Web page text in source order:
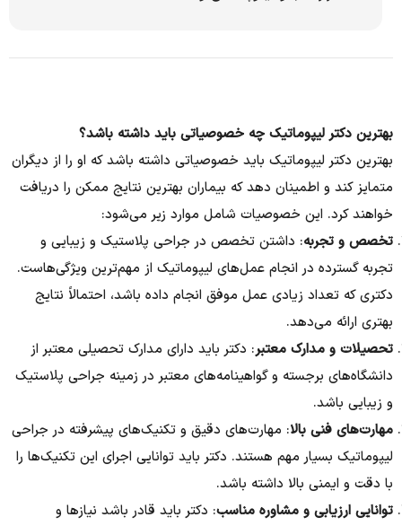
بهترین دکتر لیپوماتیک چه خصوصیاتی باید داشته باشد؟
بهترین دکتر لیپوماتیک باید خصوصیاتی داشته باشد که او را از دیگران
متمایز کند و اطمینان دهد که بیماران بهترین نتایج ممکن را دریافت
خواهند کرد. این خصوصیات شامل موارد زیر می‌شود:
تخصص و تجربه: داشتن تخصص در جراحی پلاستیک و زیبایی و
تجربه گسترده در انجام عمل‌های لیپوماتیک از مهم‌ترین ویژگی‌هاست.
دکتری که تعداد زیادی عمل موفق انجام داده باشد، احتمالاً نتایج
بهتری ارائه می‌دهد.
تحصیلات و مدارک معتبر: دکتر باید دارای مدارک تحصیلی معتبر از
دانشگاه‌های برجسته و گواهینامه‌های معتبر در زمینه جراحی پلاستیک
و زیبایی باشد.
مهارت‌های فنی بالا: مهارت‌های دقیق و تکنیک‌های پیشرفته در جراحی
لیپوماتیک بسیار مهم هستند. دکتر باید توانایی اجرای این تکنیک‌ها را
با دقت و ایمنی بالا داشته باشد.
توانایی ارزیابی و مشاوره مناسب: دکتر باید قادر باشد نیازها و